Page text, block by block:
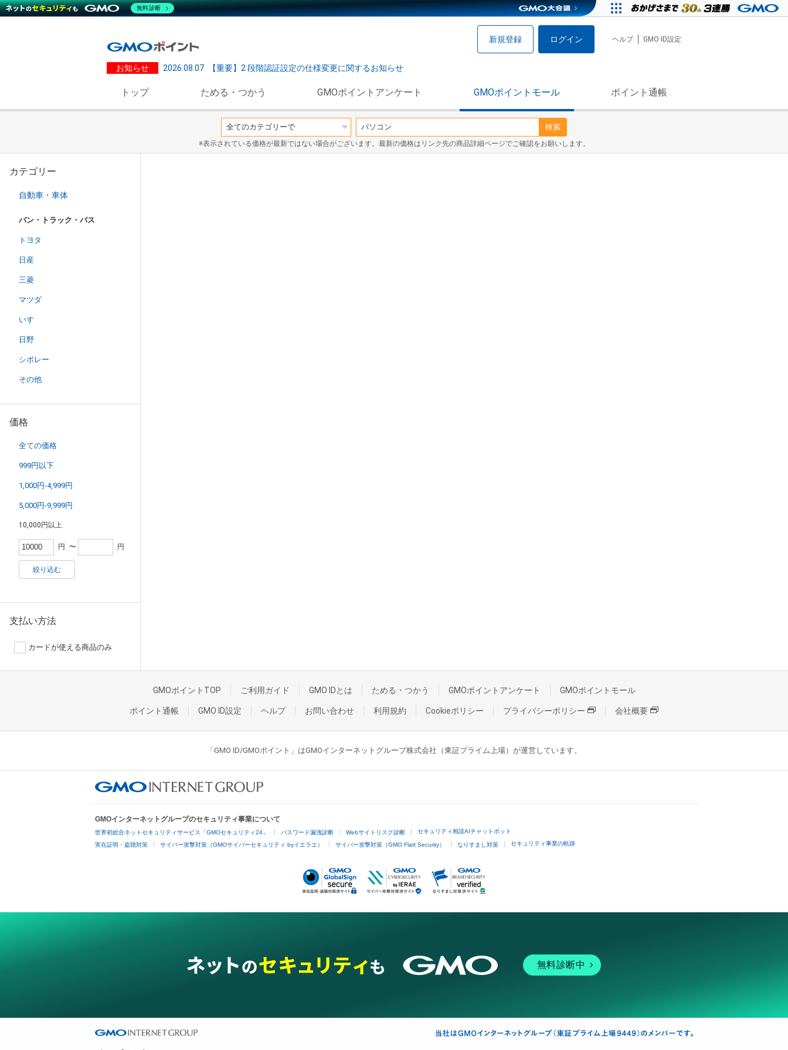
新規登録 ログイン ヘルプ GMO ID設定
お知らせ 2026.08.07 【重要】2 段階認証設定の仕様変更に関するお知らせ
トップ ためる・つかう GMOポイントアンケート GMOポイントモール ポイント通帳
検索
※表示されている価格が最新ではない場合がございます。最新の価格はリンク先の商品詳細ページでご確認をお願いします。
カテゴリー
自動車・車体
バン・トラック・バス
トヨタ
日産
三菱
マツダ
いすゞ
日野
シボレー
その他
価格
全ての価格
999円以下
1,000円-4,999円
5,000円-9,999円
10,000円以上
円 〜 円
絞り込む
支払い方法
カードが使える商品のみ
GMOポイントTOP ご利用ガイド GMO IDとは ためる・つかう GMOポイントアンケート GMOポイントモール
ポイント通帳 GMO ID設定 ヘルプ お問い合わせ 利用規約 Cookieポリシー プライバシーポリシー 会社概要
「GMO ID/GMOポイント」はGMOインターネットグループ株式会社（東証プライム上場）が運営しています。
GMOインターネットグループのセキュリティ事業について
世界初総合ネットセキュリティサービス「GMOセキュリティ24」 パスワード漏洩診断 Webサイトリスク診断 セキュリティ相談AIチャットボット
実在証明・盗聴対策 サイバー攻撃対策（GMOサイバーセキュリティ byイエラエ） サイバー攻撃対策（GMO Flatt Security） なりすまし対策 セキュリティ事業の軌跡
無料診断中
無料診断